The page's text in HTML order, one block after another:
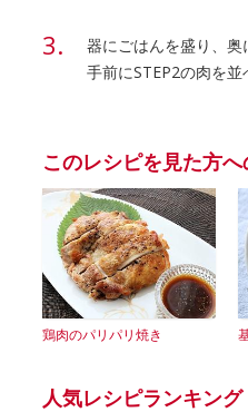
器にごはんを盛り、奥
手前にSTEP2の肉を並
このレシピを見た方
鶏肉のパリパリ焼き
人気レシピランキング